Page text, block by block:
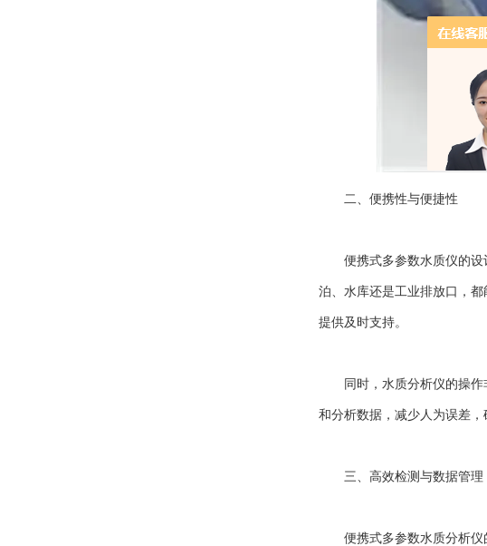
二、便携性与便捷性
便携式多参数水质仪的设计
泊、水库还是工业排放口，
提供及时支持。
同时，水质分析仪的操作非
和分析数据，减少人为误差
三、高效检测与数据管理
便携式多参数水质分析仪的